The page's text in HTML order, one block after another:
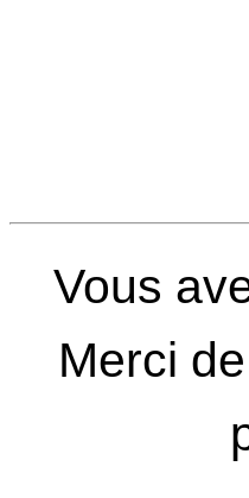
Vous
Merci